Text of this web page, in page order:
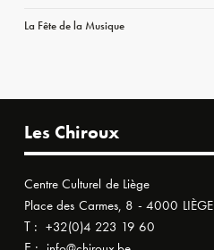
La Fête de la Musique
Les Chiroux
Centre Culturel de Liège
Place des Carmes, 8 - 4000 LIÈGE
T : +32(0)4 223 19 60